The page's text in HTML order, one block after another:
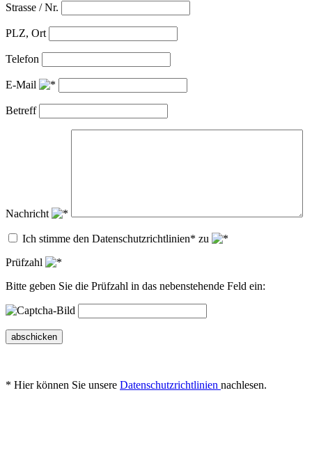
Strasse / Nr.
PLZ, Ort
Telefon
E-Mail
Betreff
Nachricht
Ich stimme den Datenschutzrichtlinien* zu
Prüfzahl
Bitte geben Sie die Prüfzahl in das nebenstehende Feld ein:
abschicken
* Hier können Sie unsere Datenschutzrichtlinien nachlesen.